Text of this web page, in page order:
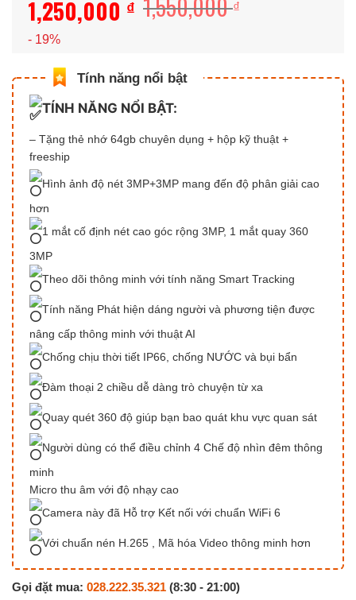
1,550,000₫
1,250,000 ₫
1,250,000 ₫.
- 19%
TÍNH NĂNG NỔI BẬT:
– Tặng thẻ nhớ 64gb chuyên dụng + hộp kỹ thuật +
freeship
Hình ảnh độ nét 3MP+3MP mang đến độ phân giải cao
hơn
1 mắt cố định nét cao góc rộng 3MP, 1 mắt quay 360
3MP
Theo dõi thông minh với tính năng Smart Tracking
Tính năng Phát hiện dáng người và phương tiện được
nâng cấp thông minh với thuật AI
Chống chịu thời tiết IP66, chống NƯỚC và bụi bẩn
Đàm thoại 2 chiều dễ dàng trò chuyện từ xa
Quay quét 360 độ giúp bạn bao quát khu vực quan sát
Người dùng có thể điều chỉnh 4 Chế độ nhìn đêm thông
minh
Micro thu âm với độ nhạy cao
Camera này đã Hỗ trợ Kết nối với chuẩn WiFi 6
Với chuẩn nén H.265 , Mã hóa Video thông minh hơn
Gọi đặt mua: 028.222.35.321 (8:30 - 21:00)